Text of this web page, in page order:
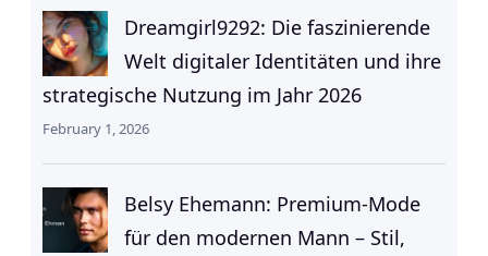
Dreamgirl9292: Die faszinierende
Welt digitaler Identitäten und ihre
strategische Nutzung im Jahr 2026
February 1, 2026
Belsy Ehemann: Premium-Mode
für den modernen Mann – Stil,